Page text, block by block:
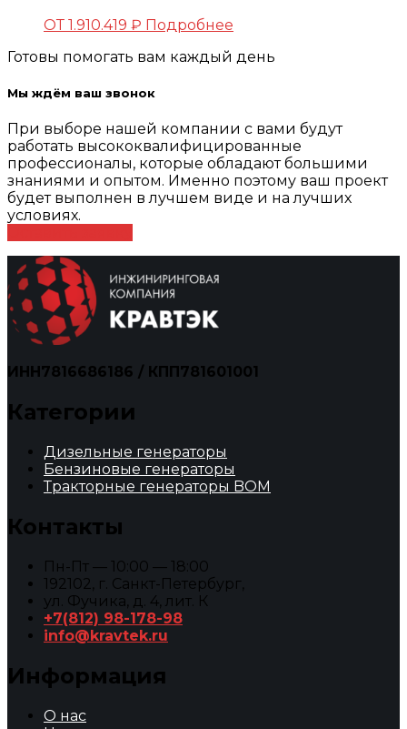
ОТ 1.910.419 ₽ Подробнее
Готовы помогать вам каждый день
Мы ждём ваш звонок
При выборе нашей компании с вами будут
работать высококвалифицированные
профессионалы, которые обладают большими
знаниями и опытом. Именно поэтому ваш проект
будет выполнен в лучшем виде и на лучших
условиях.
ИНН7816686186 / КПП781601001
Категории
Дизельные генераторы
Бензиновые генераторы
Тракторные генераторы BOM
Контакты
Пн-Пт — 10:00 — 18:00
192102, г. Санкт-Петербург,
ул. Фучика, д. 4, лит. К
+7(812) 98-178-98
info@kravtek.ru
Информация
О нас